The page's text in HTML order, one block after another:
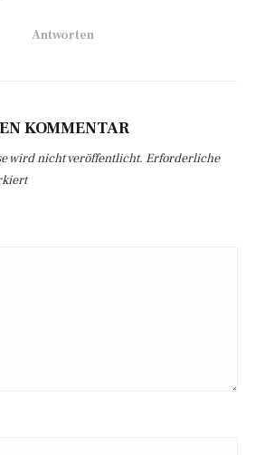
Antworten
KOMMENTAR
wird nicht veröffentlicht. Erforderliche